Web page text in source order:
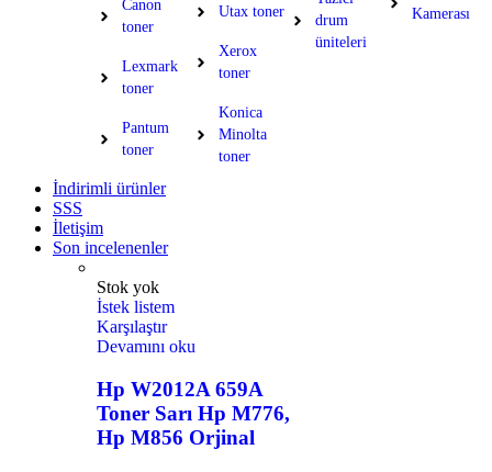
Canon
toner
Lexmark
toner
Pantum
toner
Utax toner
Xerox
toner
Konica
Minolta
toner
drum
üniteleri
Kamerası
İndirimli ürünler
SSS
İletişim
Son incelenenler
Stok yok
İstek listem
Karşılaştır
Devamını oku
Hp W2012A 659A
Toner Sarı Hp M776,
Hp M856 Orjinal